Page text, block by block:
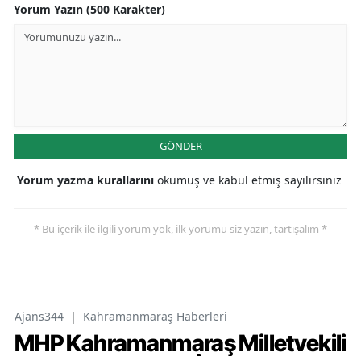
Yorum Yazın (500 Karakter)
GÖNDER
Yorum yazma kurallarını okumuş ve kabul etmiş sayılırsınız
* Bu içerik ile ilgili yorum yok, ilk yorumu siz yazın, tartışalım *
Ajans344 | Kahramanmaraş Haberleri
MHP Kahramanmaraş Milletvekili